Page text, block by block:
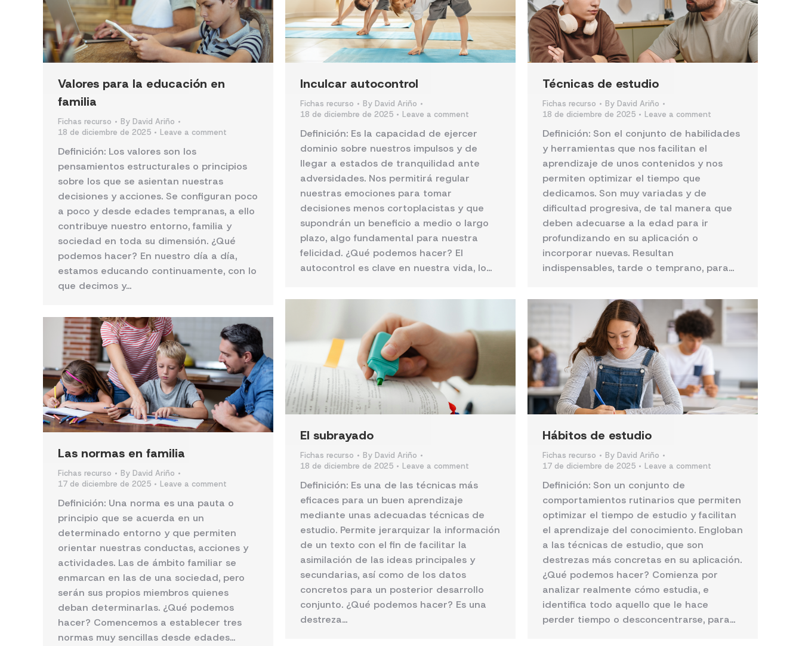
Valores para la educación en
familia
Fichas recurso By David Ariño
18 de diciembre de 2025
Leave a comment
Definición: Los valores son los
pensamientos estructurales o principios
sobre los que se asientan nuestras
decisiones y acciones. Se configuran poco
a poco y desde edades tempranas, a ello
contribuye nuestro entorno, familia y
sociedad en toda su dimensión. ¿Qué
podemos hacer? En nuestro día a día,
estamos educando continuamente, con lo
que decimos y…
Inculcar autocontrol
Fichas recurso By David Ariño
18 de diciembre de 2025
Leave a comment
Definición: Es la capacidad de ejercer
dominio sobre nuestros impulsos y de
llegar a estados de tranquilidad ante
adversidades. Nos permitirá regular
nuestras emociones para tomar
decisiones menos cortoplacistas y que
supondrán un beneficio a medio o largo
plazo, algo fundamental para nuestra
felicidad. ¿Qué podemos hacer? El
autocontrol es clave en nuestra vida, lo…
Técnicas de estudio
Fichas recurso By David Ariño
18 de diciembre de 2025
Leave a comment
Definición: Son el conjunto de habilidades
y herramientas que nos facilitan el
aprendizaje de unos contenidos y nos
permiten optimizar el tiempo que
dedicamos. Son muy variadas y de
dificultad progresiva, de tal manera que
deben adecuarse a la edad para ir
profundizando en su aplicación o
incorporar nuevas. Resultan
indispensables, tarde o temprano, para…
El subrayado
Fichas recurso By David Ariño
18 de diciembre de 2025
Leave a comment
Definición: Es una de las técnicas más
eficaces para un buen aprendizaje
mediante unas adecuadas técnicas de
estudio. Permite jerarquizar la información
de un texto con el fin de facilitar la
asimilación de las ideas principales y
secundarias, así como de los datos
concretos para un posterior desarrollo
conjunto. ¿Qué podemos hacer? Es una
destreza…
Hábitos de estudio
Fichas recurso By David Ariño
17 de diciembre de 2025
Leave a comment
Definición: Son un conjunto de
comportamientos rutinarios que permiten
optimizar el tiempo de estudio y facilitan
el aprendizaje del conocimiento. Engloban
a las técnicas de estudio, que son
destrezas más concretas en su aplicación.
¿Qué podemos hacer? Comienza por
analizar realmente cómo estudia, e
identifica todo aquello que le hace
perder tiempo o desconcentrarse, para…
Las normas en familia
Fichas recurso By David Ariño
17 de diciembre de 2025
Leave a comment
Definición: Una norma es una pauta o
principio que se acuerda en un
determinado entorno y que permiten
orientar nuestras conductas, acciones y
actividades. Las de ámbito familiar se
enmarcan en las de una sociedad, pero
serán sus propios miembros quienes
deban determinarlas. ¿Qué podemos
hacer? Comencemos a establecer tres
normas muy sencillas desde edades…